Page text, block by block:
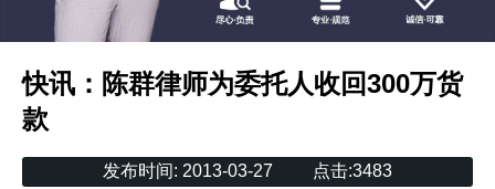
快讯：陈群律师为委托人收回300万货
款
发布时间: 2013-03-27 点击:3483